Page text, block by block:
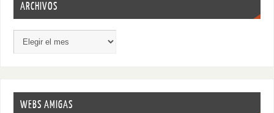
ARCHIVOS
WEBS AMIGAS